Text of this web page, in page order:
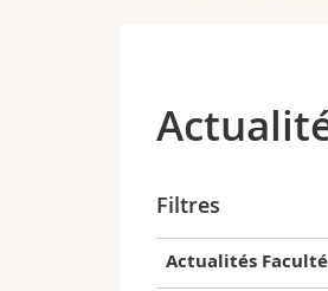
Filtres
Actualités Faculté